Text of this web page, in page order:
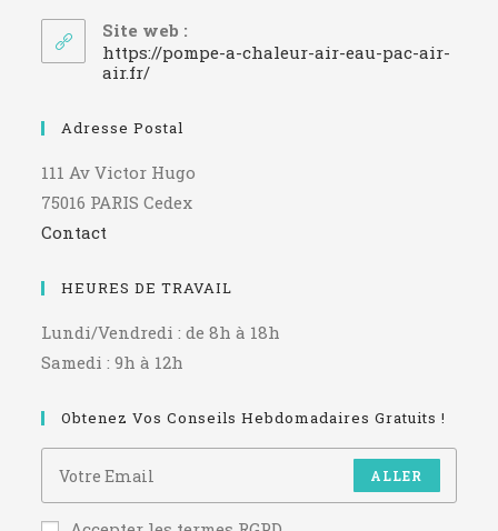
votre
application
Site web :
https://pompe-a-chaleur-air-eau-pac-air-
air.fr/
Adresse Postal
111 Av Victor Hugo
75016 PARIS Cedex
Contact
HEURES DE TRAVAIL
Lundi/Vendredi : de 8h à 18h
Samedi : 9h à 12h
Obtenez Vos Conseils Hebdomadaires Gratuits !
ALLER